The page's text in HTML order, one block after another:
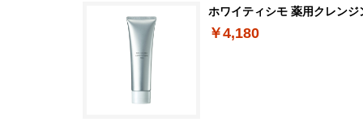
ホワイティシモ 薬用クレンジ
￥4,180